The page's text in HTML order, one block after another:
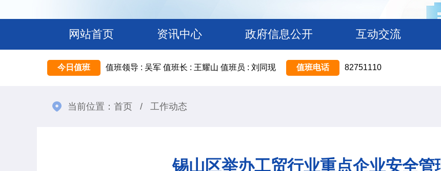
网站首页 资讯中心 政府信息公开 互动交流
今日值班 值班领导 : 吴军 值班长 : 王耀山 值班员 : 刘同现 值班电话 82751110
当前位置： 首页 / 工作动态
锡山区举办工贸行业重点企业安全管